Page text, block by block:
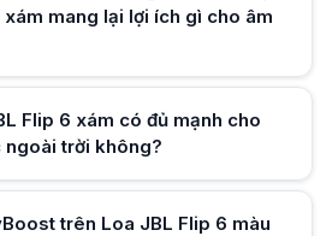
gì so với nhiều loa Bluetooth nhỏ gọn
bật với thiết kế driver tách biệt woofer và
mang lại lợi ích gì cho âm
Flip 6 xám có đủ mạnh cho
ngoài trời không?
trên Loa JBL Flip 6 màu